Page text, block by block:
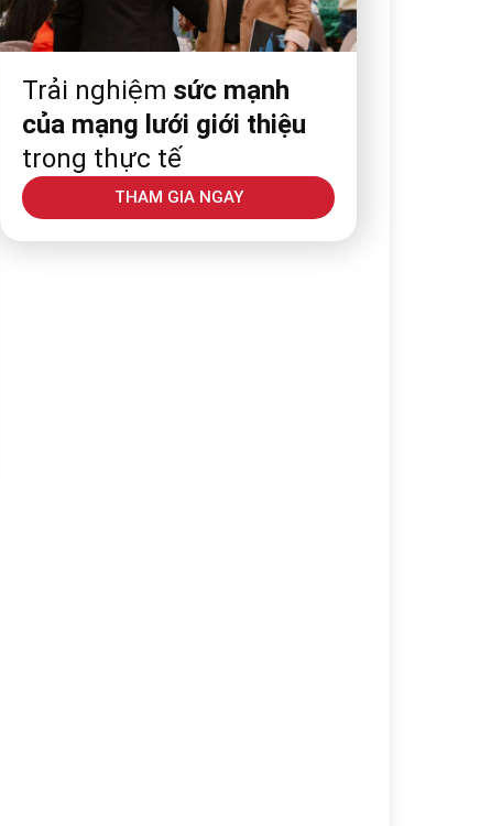
Trải nghiệm sức mạnh
của mạng lưới giới thiệu
trong thực tế
THAM GIA NGAY